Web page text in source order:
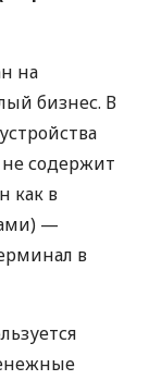
на
бизнес. В
содержит
как в
—
в